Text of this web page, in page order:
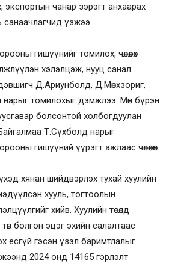
чанар зэрэгт анхаарах
санаачлагчид үзжээ.
гишүүнийг томилох, чөлөөлөх
хэлэлцэж, нууц санал
Д.Ариунболд, Д.Мөнхзориг,
томилохыг дэмжлээ. Мөн бүрэн
болсонтой холбогдуулан
Т.Сүхболд нарыг
гишүүний үүрэгт ажлаас чөлөөлөв.
хянан шийдвэрлэх тухай хуулийн
мэдүүлсэн хууль, тогтоолын
хийв. Хуулийн төсөлд
болгон эцэг эхийн салалтаас
ёсгүй гэсэн үзэл баримтлалыг
2024 онд 14165 гэрлэлт